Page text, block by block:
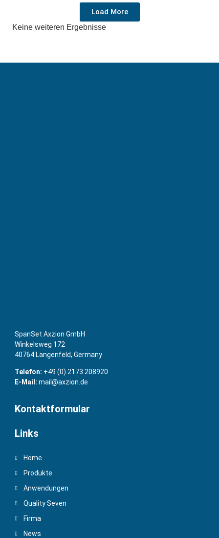
Load More
Keine weiteren Ergebnisse
SpanSet Axzion GmbH
Winkelsweg 172
40764 Langenfeld, Germany
Telefon: +49 (0) 2173 208920
E-Mail: mail@axzion.de
Kontaktformular
Links
Home
Produkte
Anwendungen
Quality Seven
Firma
News